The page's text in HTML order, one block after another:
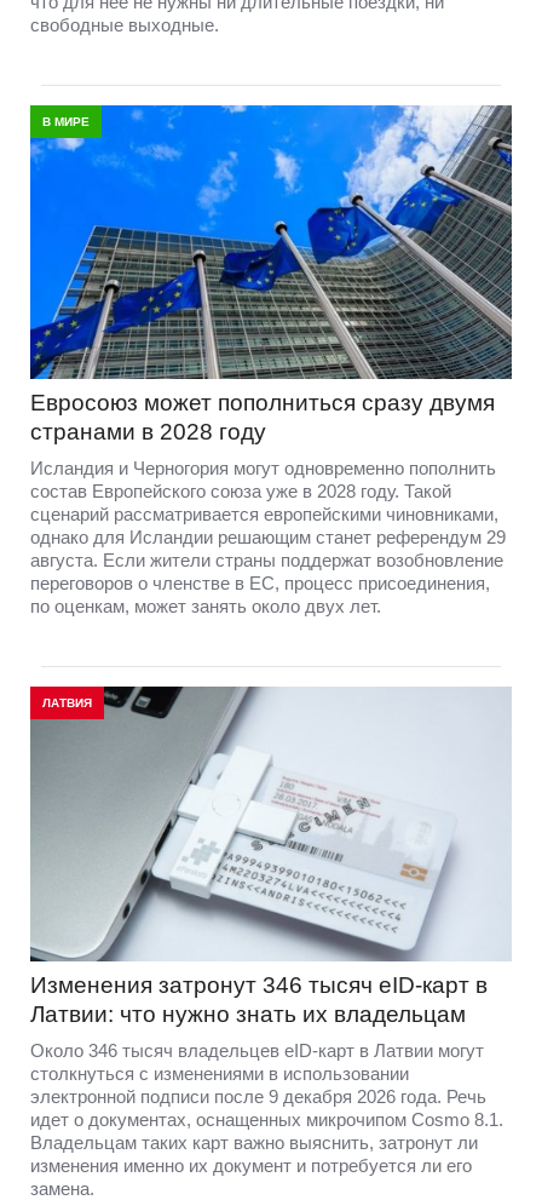
свободные выходные.
В МИРЕ
Евросоюз может пополниться сразу двумя
странами в 2028 году
Исландия и Черногория могут одновременно пополнить
состав Европейского союза уже в 2028 году. Такой
сценарий рассматривается европейскими чиновниками,
однако для Исландии решающим станет референдум 29
августа. Если жители страны поддержат возобновление
переговоров о членстве в ЕС, процесс присоединения,
по оценкам, может занять около двух лет.
ЛАТВИЯ
Изменения затронут 346 тысяч eID-карт в
Латвии: что нужно знать их владельцам
Около 346 тысяч владельцев eID-карт в Латвии могут
столкнуться с изменениями в использовании
электронной подписи после 9 декабря 2026 года. Речь
идет о документах, оснащенных микрочипом Cosmo 8.1.
Владельцам таких карт важно выяснить, затронут ли
изменения именно их документ и потребуется ли его
замена.